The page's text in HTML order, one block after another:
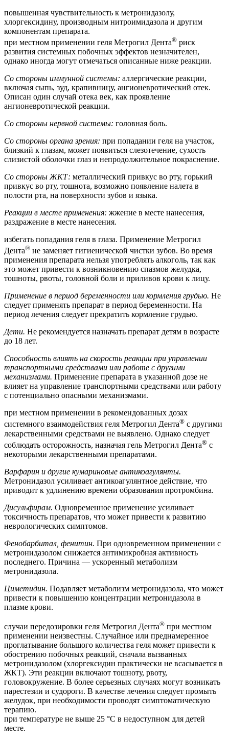
повышенная чувствительность к метронидазолу,
хлоргексидину, производным нитроимидазола и другим
компонентам препарата.
при местном применении геля Метрогил Дента® риск
развития системных побочных эффектов незначителен,
однако иногда могут отмечаться описанные ниже реакции.
Со стороны иммунной системы: аллергические реакции,
включая сыпь, зуд, крапивницу, ангионевротический отек.
Описан один случай отека век, как проявление
ангионевротической реакции.
Со стороны нервной системы: головная боль.
Со стороны органа зрения: при попадании геля на участок,
близкий к глазам, может появиться слезотечение, сухость
слизистой оболочки глаз и непродолжительное покраснение.
Со стороны ЖКТ: металлический привкус во рту, горький
привкус во рту, тошнота, возможно появление налета в
полости рта, на поверхности зубов и языка.
Реакции в месте применения: жжение в месте нанесения,
раздражение в месте нанесения.
избегать попадания геля в глаза. Применение Метрогил
Дента® не заменяет гигиенической чистки зубов. Во время
применения препарата нельзя употреблять алкоголь, так как
это может привести к возникновению спазмов желудка,
тошноты, рвоты, головной боли и приливов крови к лицу.
Применение в период беременности или кормления грудью. Не
следует применять препарат в период беременности. На
период лечения следует прекратить кормление грудью.
Дети. Не рекомендуется назначать препарат детям в возрасте
до 18 лет.
Способность влиять на скорость реакции при управлении
транспортными средствами или работе с другими
механизмами. Применение препарата в указанной дозе не
влияет на управление транспортными средствами или работу
с потенциально опасными механизмами.
при местном применении в рекомендованных дозах
системного взаимодействия геля Метрогил Дента® с другими
лекарственными средствами не выявлено. Однако следует
соблюдать осторожность, назначая гель Метрогил Дента® с
некоторыми лекарственными препаратами.
Варфарин и другие кумариновые антикоагулянты.
Метронидазол усиливает антикоагулянтное действие, что
приводит к удлинению времени образования протромбина.
Дисульфирам. Одновременное применение усиливает
токсичность препаратов, что может привести к развитию
неврологических симптомов.
Фенобарбитал, фенитин. При одновременном применении с
метронидазолом снижается антимикробная активность
последнего. Причина — ускоренный метаболизм
метронидазола.
Циметидин. Подавляет метаболизм метронидазола, что может
привести к повышению концентрации метронидазола в
плазме крови.
случаи передозировки геля Метрогил Дента® при местном
применении неизвестны. Случайное или преднамеренное
проглатывание большого количества геля может привести к
обострению побочных реакций, сначала вызванных
метронидазолом (хлоргексидин практически не всасывается в
ЖКТ). Эти реакции включают тошноту, рвоту,
головокружение. В более серьезных случаях могут возникать
парестезии и судороги. В качестве лечения следует промыть
желудок, при необходимости проводят симптоматическую
терапию.
при температуре не выше 25 °С в недоступном для детей
месте.